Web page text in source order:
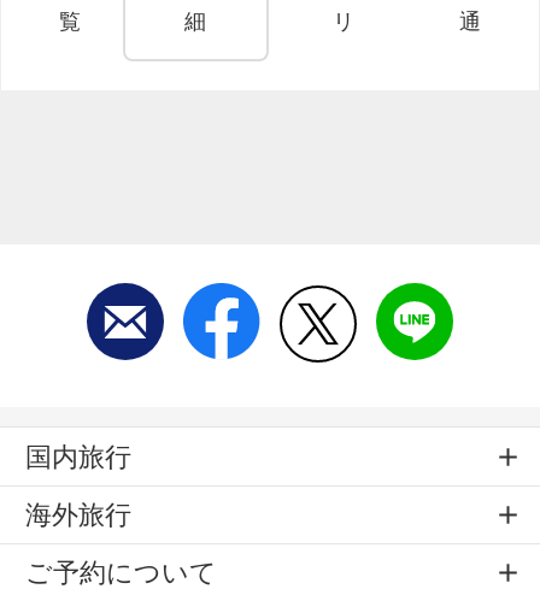
覧
細
リ
通
国内旅行
海外旅行
ご予約について